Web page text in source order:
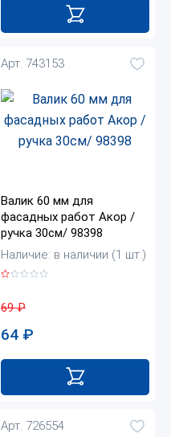
Арт. 743153
Валик 60 мм для
фасадных работ Акор /
ручка 30см/ 98398
Наличие: в наличии (1 шт.)
69₽
64 ₽
Арт. 726554